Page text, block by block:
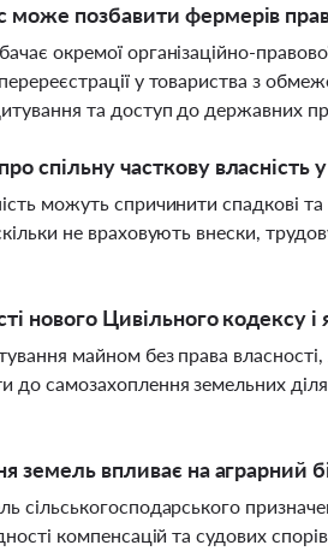
позбавити фермерів
окремої організаційно-
у товариства з
та доступ до державних
спільну часткову власність
можуть спричинити спадкові
не враховують внески,
нового Цивільного кодексу і
майном без права
самозахоплення земельних
земель впливає на аграрний
сільськогосподарського
компенсацій та судових